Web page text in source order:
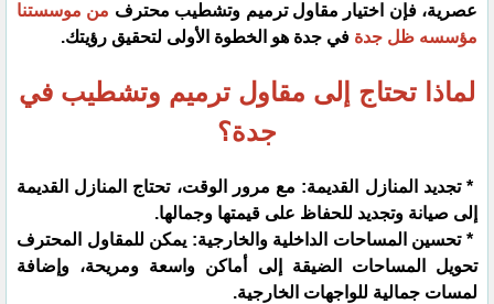
عصرية، فإن اختيار مقاول ترميم وتشطيب محترف من موسستنا
مؤسسه ظل جدة في جدة هو الخطوة الأولى لتحقيق رؤيتك.
لماذا تحتاج إلى مقاول ترميم وتشطيب في
جدة؟
* تجديد المنازل القديمة: مع مرور الوقت، تحتاج المنازل القديمة
إلى صيانة وتجديد للحفاظ على قيمتها وجمالها.
* تحسين المساحات الداخلية والخارجية: يمكن للمقاول المحترف
تحويل المساحات الضيقة إلى أماكن واسعة ومريحة، وإضافة
لمسات جمالية للواجهات الخارجية.